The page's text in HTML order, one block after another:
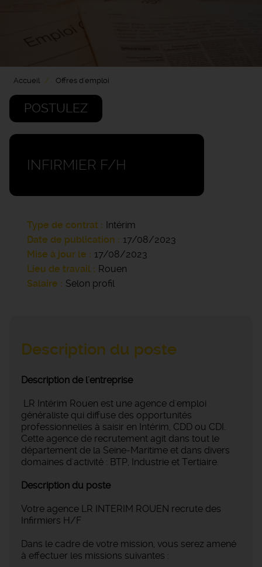
Accueil Offres d'emploi
POSTULEZ
INFIRMIER F/H
Type de contrat
Intérim
Date de publication
17/08/2023
Mise à jour le
17/08/2023
Lieu de travail
Rouen
Salaire
Selon profil
Description du poste
Description de l'entreprise
LR Intérim Rouen est une agence d'emploi
généraliste qui diffuse des opportunités
professionnelles à saisir en Intérim, CDD ou CDI.
Cette agence de recrutement agit dans tout le
département de la Seine-Maritime et dans divers
domaines d'activité : BTP, Industrie et Tertiaire.
Description du poste
Votre agence LR INTERIM ROUEN recrute des
Infirmiers H/F
Dans le cadre de votre mission, vous serez amené
à effectuer les missions suivantes :